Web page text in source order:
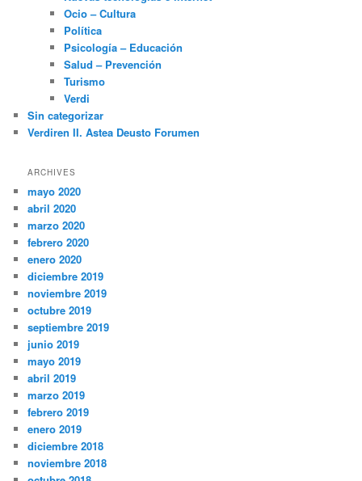
Ocio – Cultura
Política
Psicología – Educación
Salud – Prevención
Turismo
Verdi
Sin categorizar
Verdiren II. Astea Deusto Forumen
ARCHIVES
mayo 2020
abril 2020
marzo 2020
febrero 2020
enero 2020
diciembre 2019
noviembre 2019
octubre 2019
septiembre 2019
junio 2019
mayo 2019
abril 2019
marzo 2019
febrero 2019
enero 2019
diciembre 2018
noviembre 2018